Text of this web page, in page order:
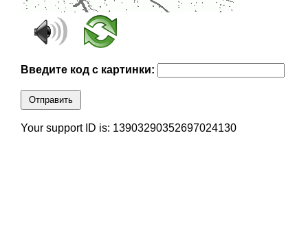
Введите код с картинки:
Отправить
Your support ID is: 13903290352697024130